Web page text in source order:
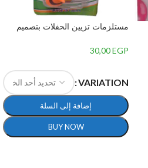
مستلزمات تزيين الحفلات بتصميم
الالوان30,00EGP
VARIATION
إضافة إلى السلة
BUY NOW